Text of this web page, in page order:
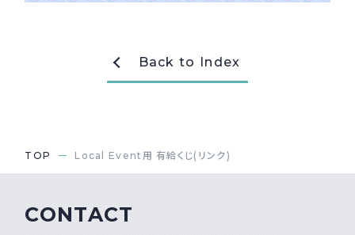
Recruit
お問い合わせ
Back to Index
TOP Local Event用 有給くじ(リンク)
CONTACT